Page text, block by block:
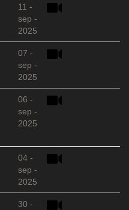
11 -
sep -
2025
07 -
sep -
2025
06 -
sep -
2025
04 -
sep -
2025
30 -